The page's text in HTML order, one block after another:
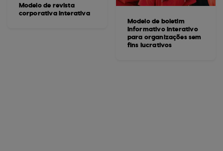
Modelo de revista
corporativa interativa
Modelo de boletim
informativo interativo
para organizações sem
fins lucrativos